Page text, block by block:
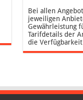
Bei allen
jeweiligen
Gewährleistung
Tarifdetails der
die